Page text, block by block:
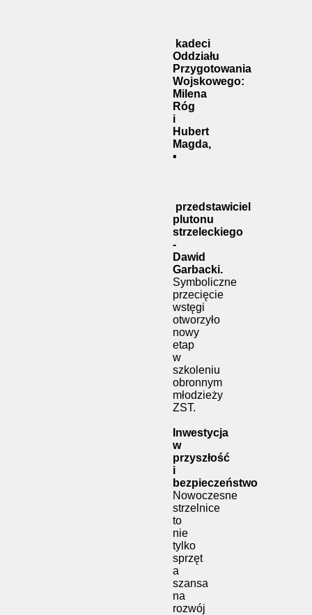
kadeci
Oddziału
Przygotowania
Wojskowego:
Milena
Róg
i
Hubert
Magda,
•
przedstawiciel
plutonu
strzeleckiego
-
Dawid
Garbacki.
Symboliczne
przecięcie
wstęgi
otworzyło
nowy
etap
w
szkoleniu
obronnym
młodzieży
ZST.
Inwestycja
w
przyszłość
i
bezpieczeństwo
Nowoczesne
strzelnice
to
nie
tylko
sprzęt
a
szansa
na
rozwój